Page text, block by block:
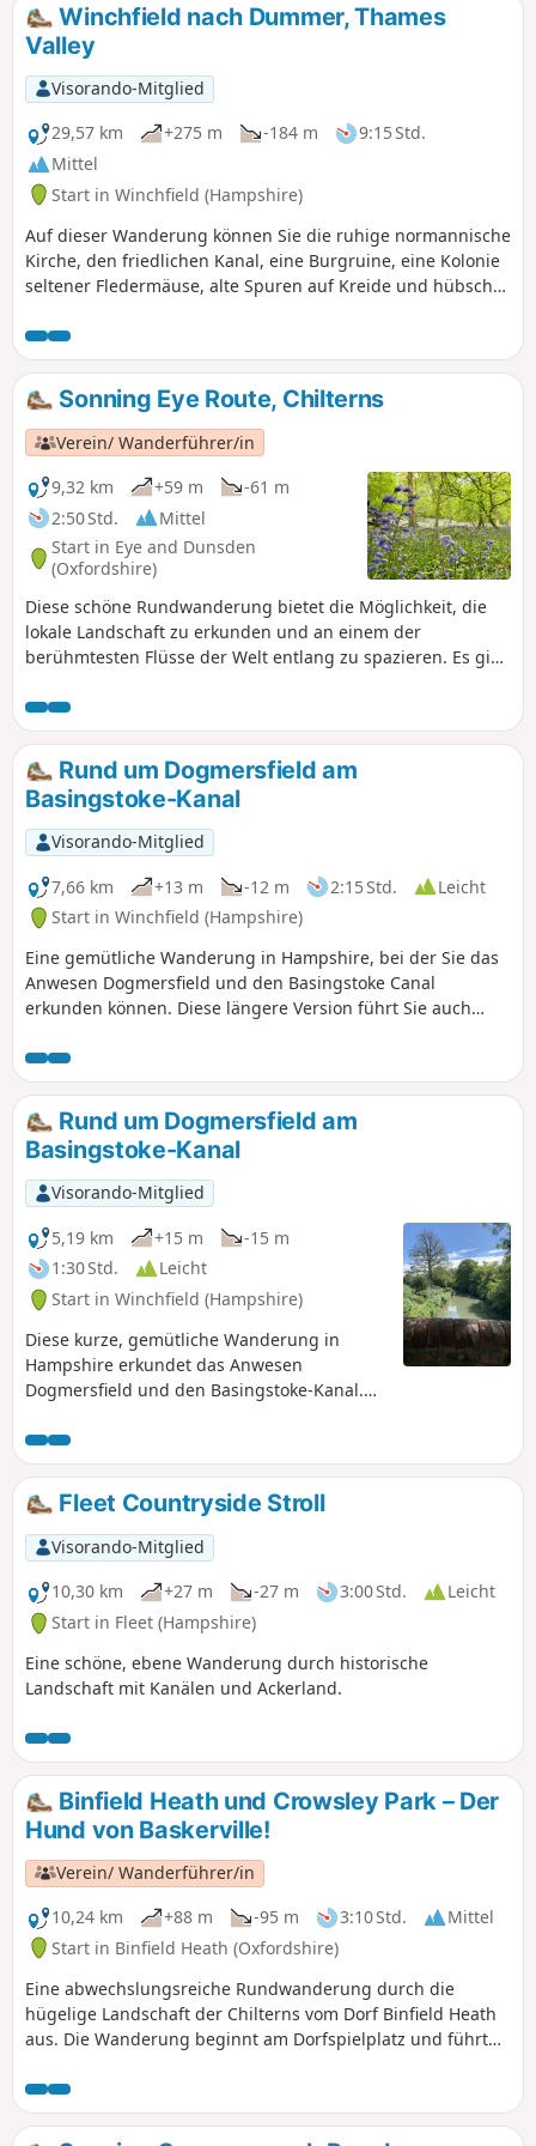
Winchfield nach Dummer, Thames
Valley
Visorando-Mitglied
29,57 km
+275 m -184 m
9:15 Std.
Mittel
Start in Winchfield (Hampshire)
Auf dieser Wanderung können Sie die ruhige normannische
Kirche, den friedlichen Kanal, eine Burgruine, eine Kolonie
seltener Fledermäuse, alte Spuren auf Kreide und hübsche
diesen Teil der Wanderung machen, denken Sie daran, dass
Sie ein Transportmittel benötigen, um zum Ausgangspunkt
oder nach Hause zurückzukehren, oder dass Sie denselben
Weg zurückgehen müssen.
Sonning Eye Route, Chilterns
Verein/ Wanderführer/in
9,32 km
+59 m
-61 m
2:50 Std.
Mittel
Start in Eye and Dunsden
(Oxfordshire)
Diese schöne Rundwanderung bietet die Möglichkeit, die
lokale Landschaft zu erkunden und an einem der
berühmtesten Flüsse der Welt entlang zu spazieren. Es gibt
berühmten Dichter, einen Spieler und eine Mühle, die zu
neuem Leben erweckt wurde.
Rund um Dogmersfield am
Basingstoke-Kanal
Visorando-Mitglied
7,66 km
+13 m -12 m 2:15 Std.
Leicht
Start in Winchfield (Hampshire)
Eine gemütliche Wanderung in Hampshire, bei der Sie das
Anwesen Dogmersfield und den Basingstoke Canal
erkunden können. Diese längere Version führt Sie auch
Rund um Dogmersfield am
Basingstoke-Kanal
Visorando-Mitglied
5,19 km
+15 m
-15 m
1:30 Std.
Leicht
Start in Winchfield (Hampshire)
Diese kurze, gemütliche Wanderung in
Hampshire erkundet das Anwesen
Dogmersfield und den Basingstoke-Kanal.
nach dem Sonntagsessen.
Fleet Countryside Stroll
Visorando-Mitglied
10,30 km
+27 m -27 m 3:00 Std.
Leicht
Start in Fleet (Hampshire)
Eine schöne, ebene Wanderung durch historische
Landschaft mit Kanälen und Ackerland.
Binfield Heath und Crowsley Park – Der
Hund von Baskerville!
Verein/ Wanderführer/in
10,24 km
+88 m -95 m 3:10 Std.
Mittel
Start in Binfield Heath (Oxfordshire)
Eine abwechslungsreiche Rundwanderung durch die
hügelige Landschaft der Chilterns vom Dorf Binfield Heath
aus. Die Wanderung beginnt am Dorfspielplatz und führt
Feldwege durch Wälder, Felder und Parklandschaften. Das
Bottle and Glass Inn ist ein idealer Ort für eine
Erfrischungspause am Ende der Wanderung. Die